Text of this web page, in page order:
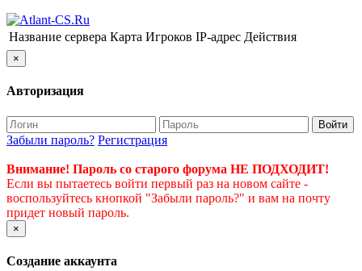
Название сервера Карта Игроков IP-адрес Действия
×
Авторизация
Войти
Забыли пароль? Регистрация
Внимание! Пароль со старого форума НЕ ПОДХОДИТ!
Если вы пытаетесь войти первый раз на новом сайте -
воспользуйтесь кнопкой "Забыли пароль?" и вам на почту
придет новый пароль.
×
Создание аккаунта